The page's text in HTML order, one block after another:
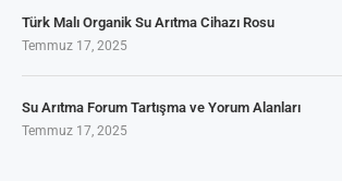
Türk Malı Organik Su Arıtma Cihazı Rosu
Temmuz 17, 2025
Su Arıtma Forum Tartışma ve Yorum Alanları
Temmuz 17, 2025